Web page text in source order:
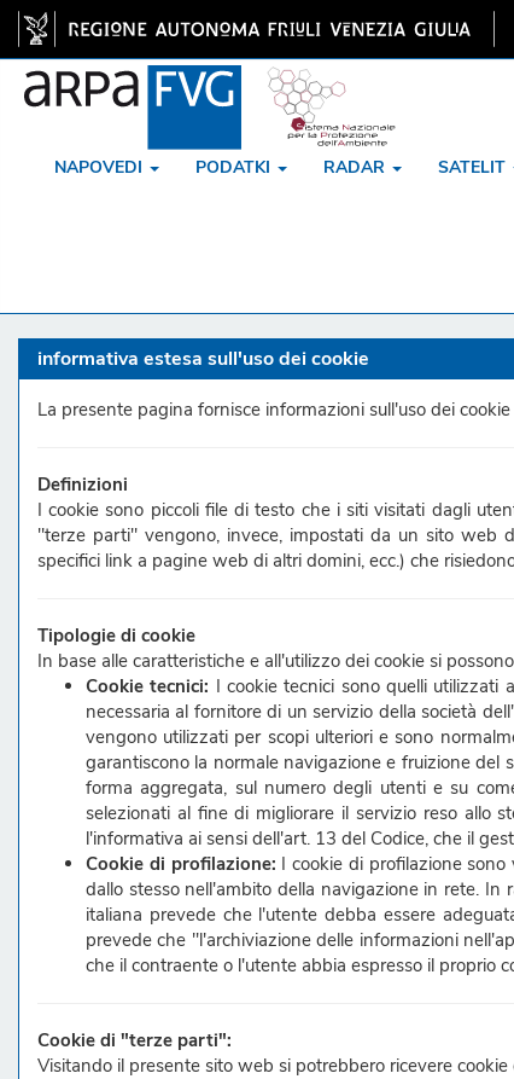
NAPOVEDI PODATKI RADAR SATELIT
informativa estesa sull'uso dei cookie
La presente pagina fornisce informazioni sull'uso dei
Definizioni
I cookie sono piccoli file di testo che i siti visitati dagli
"terze parti" vengono, invece, impostati da un sito web
specifici link a pagine web di altri domini, ecc.) che
Tipologie di cookie
In base alle caratteristiche e all'utilizzo dei cookie si
Cookie tecnici: I cookie tecnici sono quelli utilizzati
necessaria al fornitore di un servizio della società
vengono utilizzati per scopi ulteriori e sono
garantiscono la normale navigazione e fruizione del
forma aggregata, sul numero degli utenti e su
selezionati al fine di migliorare il servizio reso allo
l'informativa ai sensi dell'art. 13 del Codice, che il
Cookie di profilazione: I cookie di profilazione
dallo stesso nell'ambito della navigazione in rete.
italiana prevede che l'utente debba essere
prevede che "l'archiviazione delle informazioni
che il contraente o l'utente abbia espresso il proprio
Cookie di "terze parti":
Visitando il presente sito web si potrebbero ricevere